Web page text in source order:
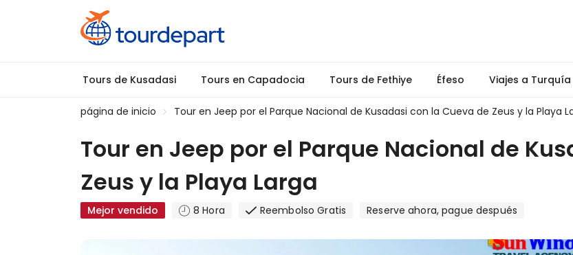
Tours de Kusadasi Tours en Capadocia Tours de Fethiye Éfeso Viajes a Turquía
página de inicio Tour en Jeep por el Parque Nacional de Kusadasi con la Cueva de Zeus y la Playa
Tour en Jeep por el Parque Nacional de
Zeus y la Playa Larga
Mejor vendido 8 Hora Reembolso Gratis Reserve ahora, pague después